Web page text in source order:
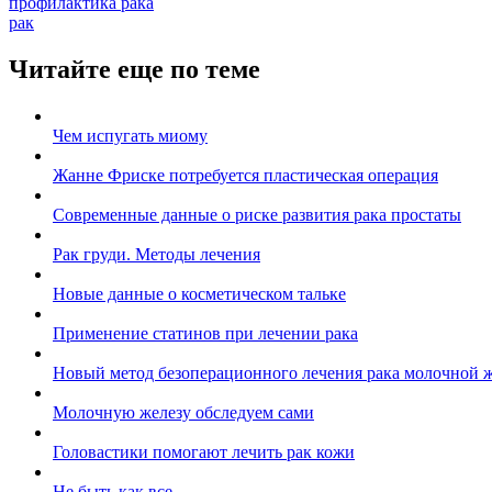
рак
Читайте еще по теме
Чем испугать миому
Жанне Фриске потребуется пластическая операция
Современные данные о риске развития рака простаты
Рак груди. Методы лечения
Новые данные о косметическом тальке
Применение статинов при лечении рака
Новый метод безоперационного лечения рака молочной
Молочную железу обследуем сами
Головастики помогают лечить рак кожи